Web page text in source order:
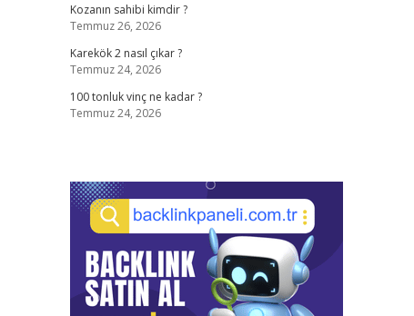
Kozanın sahibi kimdir ?
Temmuz 26, 2026
Karekök 2 nasıl çıkar ?
Temmuz 24, 2026
100 tonluk vinç ne kadar ?
Temmuz 24, 2026